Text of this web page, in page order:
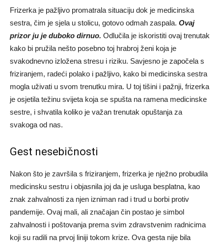
Frizerka je pažljivo promatrala situaciju dok je medicinska
sestra, čim je sjela u stolicu, gotovo odmah zaspala. Ovaj
prizor ju je duboko dirnuo. Odlučila je iskoristiti ovaj trenutak
kako bi pružila nešto posebno toj hrabroj ženi koja je
svakodnevno izložena stresu i riziku. Savjesno je započela s
friziranjem, radeći polako i pažljivo, kako bi medicinska sestra
mogla uživati u svom trenutku mira. U toj tišini i pažnji, frizerka
je osjetila težinu svijeta koja se spušta na ramena medicinske
sestre, i shvatila koliko je važan trenutak opuštanja za
svakoga od nas.
Gest nesebičnosti
Nakon što je završila s friziranjem, frizerka je nježno probudila
medicinsku sestru i objasnila joj da je usluga besplatna, kao
znak zahvalnosti za njen izniman rad i trud u borbi protiv
pandemije. Ovaj mali, ali značajan čin postao je simbol
zahvalnosti i poštovanja prema svim zdravstvenim radnicima
koji su radili na prvoj liniji tokom krize. Ova gesta nije bila